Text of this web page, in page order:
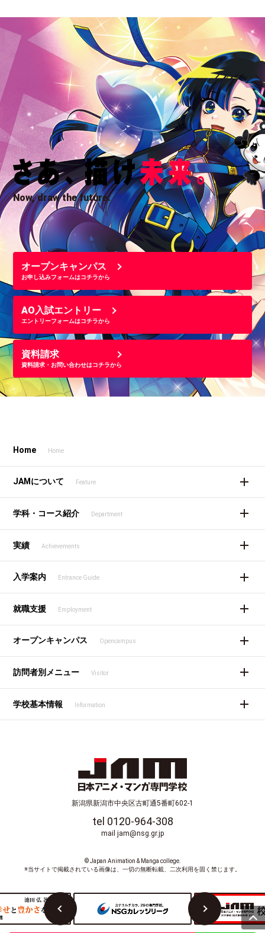
Now, draw the future.
オープンキャンパス
お申し込みフォームはコチラから
AO入試エントリー
エントリーフォームはコチラから
資料請求
資料請求・お問い合わせはコチラから
Home Home
JAMについて Feature
学科・コース紹介 Department
実績 Achievements
入学案内 Entrance Guide
就職支援 Employment
オープンキャンパス Opencampus
訪問者別メニュー Visitor
学校基本情報 Information
新潟県新潟市中央区古町通5番町602-1
tel 0120-964-308
mail jam@nsg.gr.jp
© Japan Animation & Manga college.
※当サイトで掲載されている画像は、一切の無断転載、二次利用を固く禁じます。